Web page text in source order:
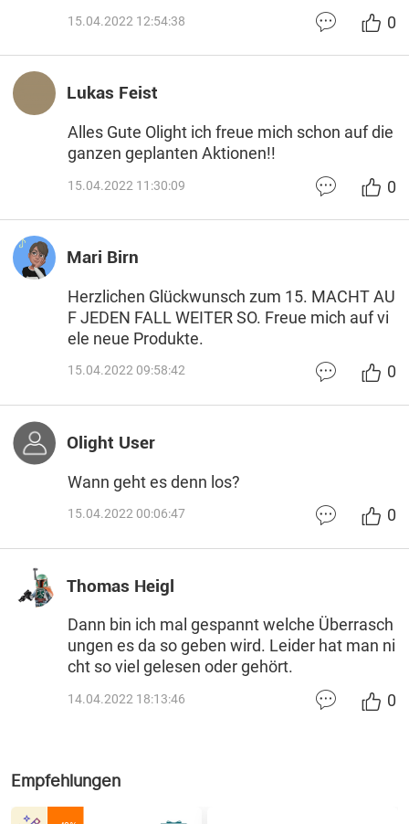
15.04.2022 12:54:38 0
Lukas Feist
Alles Gute Olight ich freue mich schon auf die
ganzen geplanten Aktionen!!
15.04.2022 11:30:09 0
Mari Birn
Herzlichen Glückwunsch zum 15. MACHT AU
F JEDEN FALL WEITER SO. Freue mich auf vi
ele neue Produkte.
15.04.2022 09:58:42 0
Olight User
Wann geht es denn los?
15.04.2022 00:06:47 0
Thomas Heigl
Dann bin ich mal gespannt welche Überrasch
ungen es da so geben wird. Leider hat man ni
cht so viel gelesen oder gehört.
14.04.2022 18:13:46 0
Empfehlungen